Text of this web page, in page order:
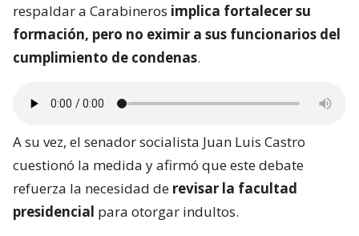
respaldar a Carabineros implica fortalecer su
formación, pero no eximir a sus funcionarios del
cumplimiento de condenas.
A su vez, el senador socialista Juan Luis Castro
cuestionó la medida y afirmó que este debate
refuerza la necesidad de revisar la facultad
presidencial para otorgar indultos.